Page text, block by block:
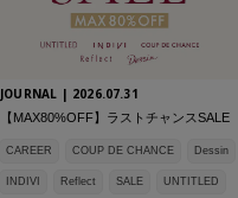
JOURNAL | 2026.07.31
【MAX80%OFF】ラストチャンスSALE
CAREER COUP DE CHANCE Dessin
INDIVI Reflect SALE UNTITLED